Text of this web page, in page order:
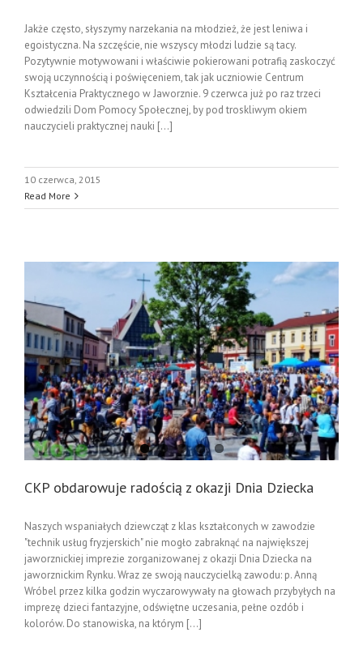
Jakże często, słyszymy narzekania na młodzież, że jest leniwa i
egoistyczna. Na szczęście, nie wszyscy młodzi ludzie są tacy.
Pozytywnie motywowani i właściwie pokierowani potrafią zaskoczyć
swoją uczynnością i poświęceniem, tak jak uczniowie Centrum
Kształcenia Praktycznego w Jaworznie. 9 czerwca już po raz trzeci
odwiedzili Dom Pomocy Społecznej, by pod troskliwym okiem
nauczycieli praktycznej nauki [...]
10 czerwca, 2015
Read More
CKP obdarowuje radością z okazji Dnia Dziecka
Naszych wspaniałych dziewcząt z klas kształconych w zawodzie
"technik usług fryzjerskich" nie mogło zabraknąć na największej
jaworznickiej imprezie zorganizowanej z okazji Dnia Dziecka na
jaworznickim Rynku. Wraz ze swoją nauczycielką zawodu: p. Anną
Wróbel przez kilka godzin wyczarowywały na głowach przybyłych na
imprezę dzieci fantazyjne, odświętne uczesania, pełne ozdób i
kolorów. Do stanowiska, na którym [...]